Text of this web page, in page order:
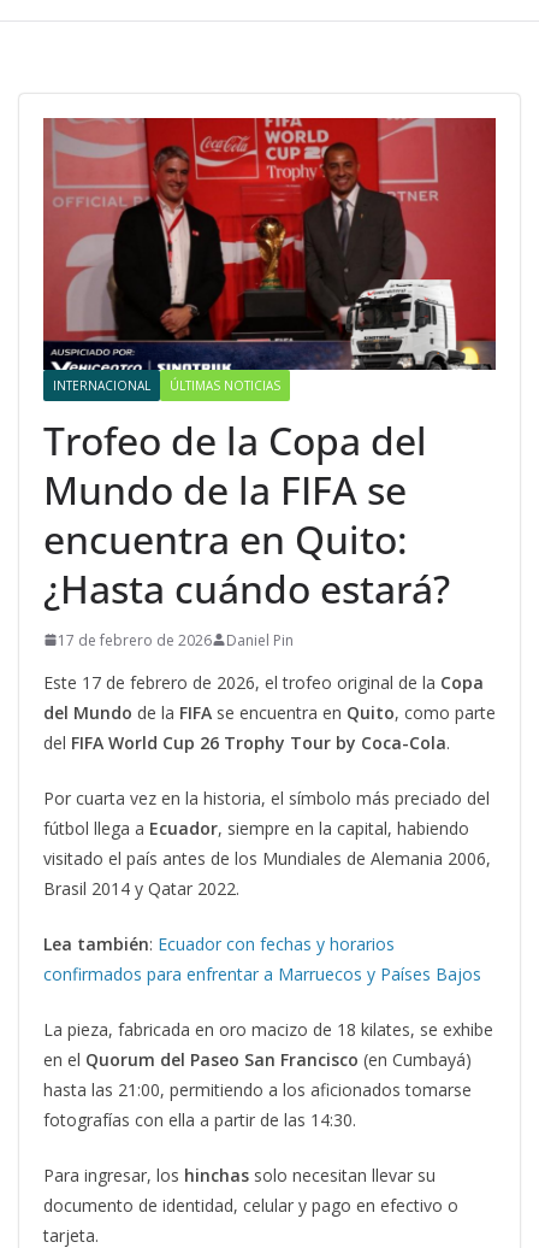
INTERNACIONAL ÚLTIMAS NOTICIAS
Trofeo de la Copa del
Mundo de la FIFA se
encuentra en Quito:
¿Hasta cuándo estará?
17 de febrero de 2026 Daniel Pin
Este 17 de febrero de 2026, el trofeo original de la Copa
del Mundo de la FIFA se encuentra en Quito, como parte
del FIFA World Cup 26 Trophy Tour by Coca-Cola.
Por cuarta vez en la historia, el símbolo más preciado del
fútbol llega a Ecuador, siempre en la capital, habiendo
visitado el país antes de los Mundiales de Alemania 2006,
Brasil 2014 y Qatar 2022.
Lea también: Ecuador con fechas y horarios
confirmados para enfrentar a Marruecos y Países Bajos
La pieza, fabricada en oro macizo de 18 kilates, se exhibe
en el Quorum del Paseo San Francisco (en Cumbayá)
hasta las 21:00, permitiendo a los aficionados tomarse
fotografías con ella a partir de las 14:30.
Para ingresar, los hinchas solo necesitan llevar su
documento de identidad, celular y pago en efectivo o
tarjeta.